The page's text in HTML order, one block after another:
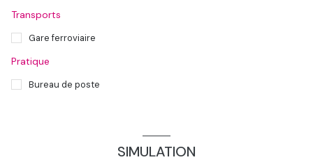
Transports
Gare ferroviaire
Pratique
Bureau de poste
SIMULATION